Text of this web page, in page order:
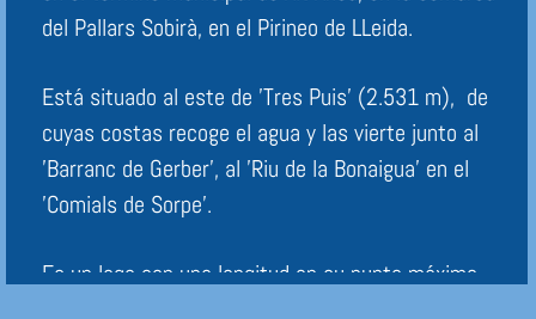
del Pallars Sobirà, en el Pirineo de LLeida.
Está situado al este de 'Tres Puis' (2.531 m), de
cuyas costas recoge el agua y las vierte junto al
'Barranc de Gerber', al 'Riu de la Bonaigua' en el
'Comials de Sorpe'.
Es un lago con una longitud en su punto máximo